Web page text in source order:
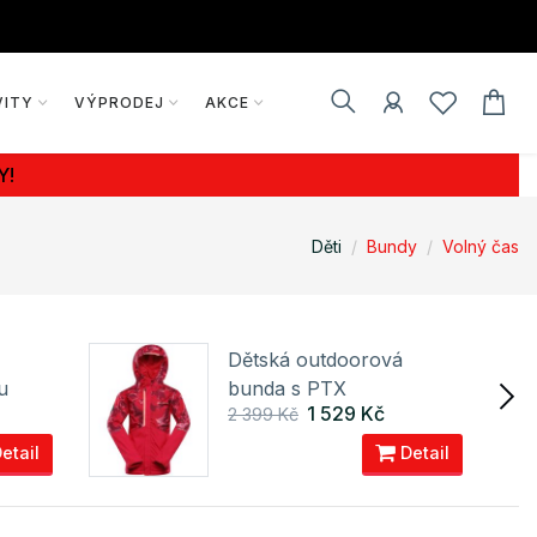
VÝPRODEJ AKCE
Děti Bundy Volný čas
Dětská outdoorová
bunda s PTX
membránou NOREMO 2
2 399 Kč 1 529 Kč
Detail